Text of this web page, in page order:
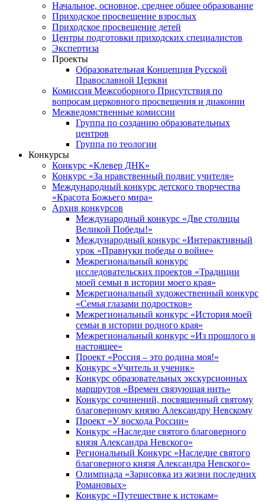
Начальное, основное, среднее общее образование
Приходское просвещение взрослых
Приходское просвещение детей
Центры подготовки приходских специалистов
Экспертиза
Проекты
Образовательная Концепция Русской
Православной Церкви
Комиссия Межсоборного Присутствия по
вопросам церковного просвещения и диаконии
Межведомственные комиссии
Группа по созданию образовательных
центров
Группа по теологии
Конкурсы
Конкурс «Клевер ДНК»
Конкурс «За нравственный подвиг учителя»
Международный конкурс детского творчества
«Красота Божьего мира»
Архив конкурсов
Международный конкурс «Две столицы
Великой Победы!»
Международный конкурс «Интерактивный
урок «Правнуки победы о войне»
Межрегиональный конкурс
исследовательских проектов «Традиции
моей семьи в истории моего края»
Межрегиональный художественный конкурс
«Семья глазами подростков»
Межрегиональный конкурс «История моей
семьи в истории родного края»
Межрегиональный конкурс «Из прошлого в
настоящее»
Проект «Россия – это родина моя!»
Конкурс «Учитель и ученик»
Конкурс образовательных экскурсионных
маршрутов «Времен связующая нить»
Конкурс сочинений, посвященный святому
благоверному князю Александру Невскому
Проект «У восхода России»
Конкурс «Наследие святого благоверного
князя Александра Невского»
Региональный Конкурс «Наследие святого
благоверного князя Александра Невского»
Олимпиада «Зарисовка из жизни последних
Романовых»
Конкурс «Путешествие к истокам»